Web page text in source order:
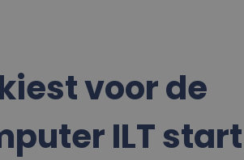
voor de
ILT start